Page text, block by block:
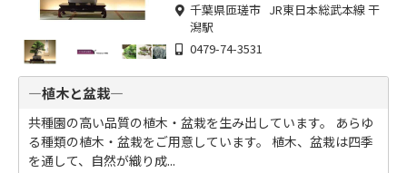
千葉県匝瑳市 JR東日本総武本線 干
潟駅
0479-74-3531
―植木と盆栽―
共種園の高い品質の植木・盆栽を生み出しています。 あらゆ
る種類の植木・盆栽をご用意しています。 植木、盆栽は四季
を通して、自然が織り成...